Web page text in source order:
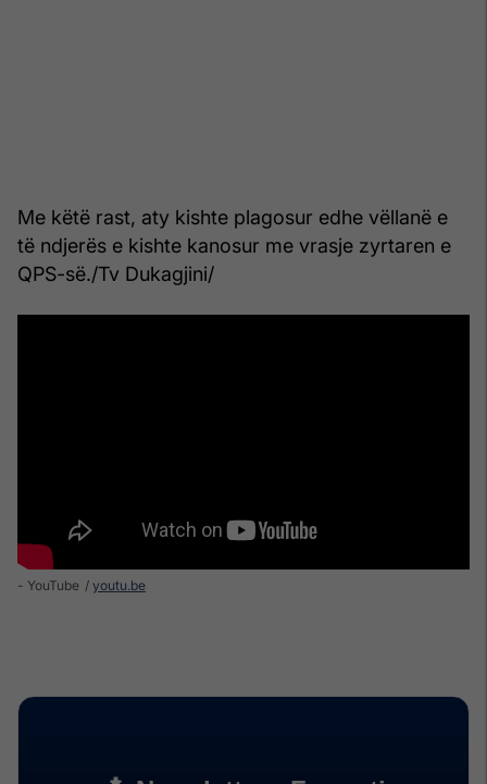
Me këtë rast, aty kishte plagosur edhe vëllanë e
të ndjerës e kishte kanosur me vrasje zyrtaren e
QPS-së./Tv Dukagjini/
- YouTube youtu.be